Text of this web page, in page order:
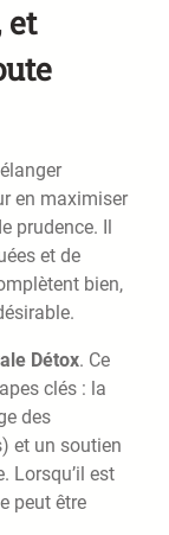
et
en maximiser
prudence. Il
et de
bien,
Détox. Ce
clés : la
des
et un soutien
Lorsqu’il est
peut être